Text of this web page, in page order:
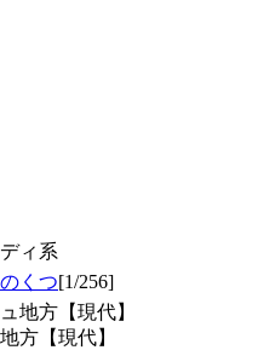
ディ系
くつ[1/256]
地方【現代】
方【現代】